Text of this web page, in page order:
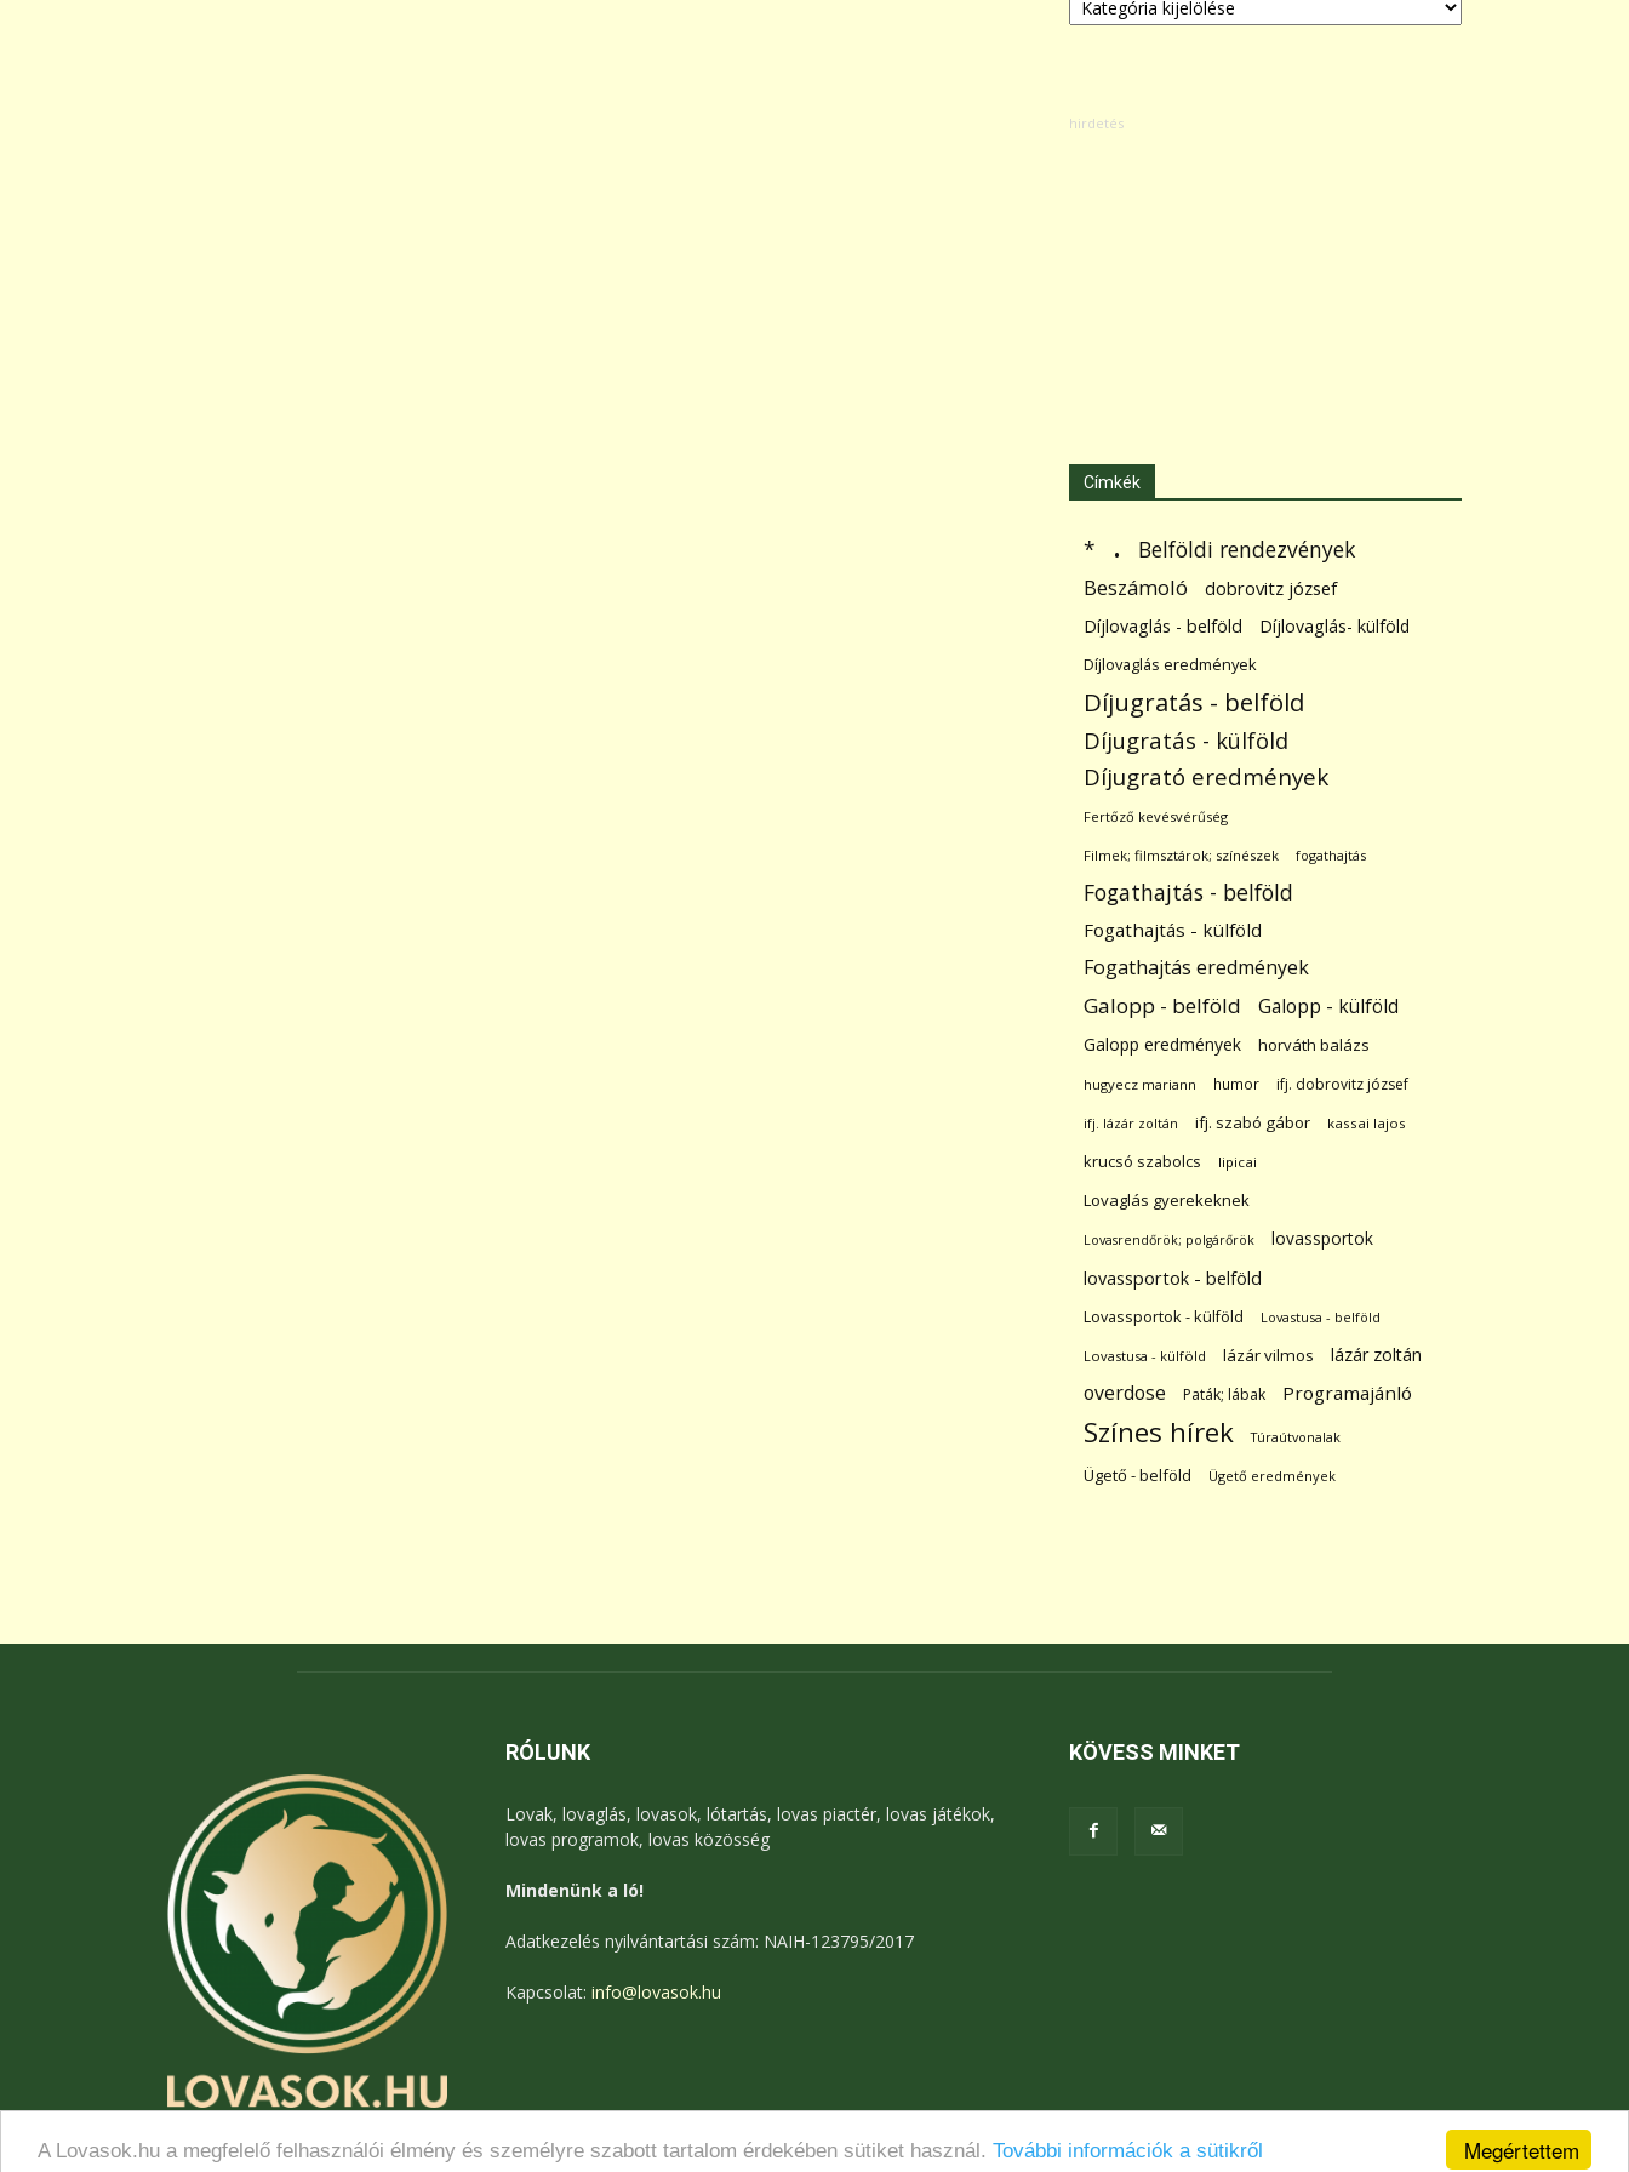
Megértettem
A Lovasok.hu a megfelelő felhasználói élmény és személyre szabott tartalom érdekében sütiket használ. További információk a sütikről
Címkék
* . Belföldi rendezvények
Beszámoló dobrovitz józsef
Díjlovaglás - belföld Díjlovaglás- külföld
Díjlovaglás eredmények
Díjugratás - belföld
Díjugratás - külföld
Díjugrató eredmények
Fertőző kevésvérűség
Filmek; filmsztárok; színészek fogathajtás
Fogathajtás - belföld
Fogathajtás - külföld
Fogathajtás eredmények
Galopp - belföld Galopp - külföld
Galopp eredmények horváth balázs
hugyecz mariann humor ifj. dobrovitz józsef
ifj. lázár zoltán ifj. szabó gábor kassai lajos
krucsó szabolcs lipicai
Lovaglás gyerekeknek
Lovasrendőrök; polgárőrök
lovassportok
lovassportok - belföld
Lovassportok - külföld Lovastusa - belföld
Lovastusa - külföld lázár vilmos lázár zoltán
overdose Paták; lábak Programajánló
Színes hírek Túraútvonalak
Ügető - belföld Ügető eredmények
RÓLUNK
Lovak, lovaglás, lovasok, lótartás, lovas piactér, lovas játékok,
lovas programok, lovas közösség
Mindenünk a ló!
Adatkezelés nyilvántartási szám: NAIH-123795/2017
Kapcsolat: info@lovasok.hu
KÖVESS MINKET
Médiaajánlat Adatkezelési tájékoztató Jogi nyilatkozat Kapcsolat
© Lovasok.hu